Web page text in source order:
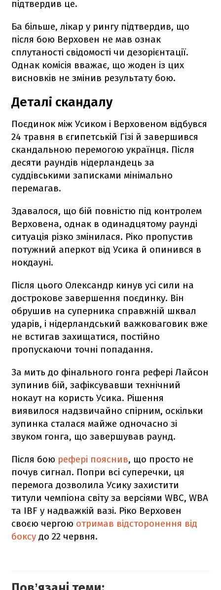
підтвердив це.
Ба більше, лікар у рингу підтвердив, що
після бою Верховен не мав ознак
сплутаності свідомості чи дезорієнтації.
Однак комісія вважає, що жоден із цих
висновків не змінив результату бою.
Деталі скандалу
Поєдинок між Усиком і Верховеном відбувся
24 травня в єгипетській Гізі й завершився
скандальною перемогою українця. Після
десяти раундів нідерландець за
суддівськими записками мінімально
перемагав.
Здавалося, що бій повністю під контролем
Верховена, однак в одинадцятому раунді
ситуація різко змінилася. Ріко пропустив
потужний аперкот від Усика й опинився в
нокдауні.
Після цього Олександр кинув усі сили на
дострокове завершення поєдинку. Він
обрушив на суперника справжній шквал
ударів, і нідерландський важковаговик вже
не встигав захищатися, постійно
пропускаючи точні попадання.
За мить до фінального гонга рефері Лайсон
зупинив бій, зафіксувавши технічний
нокаут на користь Усика. Рішення
виявилося надзвичайно спірним, оскільки
зупинка сталася майже одночасно зі
звуком гонга, що завершував раунд.
Після бою рефері пояснив, що просто не
почув сигнал. Попри всі суперечки, ця
перемога дозволила Усику захистити
титули чемпіона світу за версіями WBC, WBA
та IBF у надважкій вазі. Ріко Верховен
своєю чергою отримав відсторонення від
боксу до 22 червня.